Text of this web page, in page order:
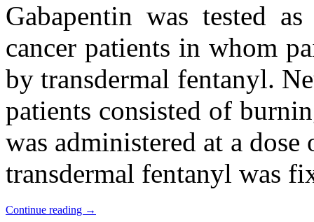
Gabapentin was tested
cancer patients in whom
by transdermal fentanyl.
patients consisted of
was administered at a
transdermal fentanyl was
Continue reading →